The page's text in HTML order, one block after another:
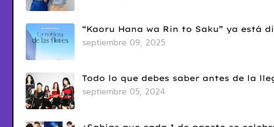
“Kaoru Hana wa Rin to Saku” ya está
septiembre 09, 2025
Todo lo que debes saber antes de la
septiembre 05, 2024